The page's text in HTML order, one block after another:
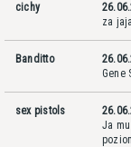
cichy
za
Banditto
Gene
sex pistols
Ja